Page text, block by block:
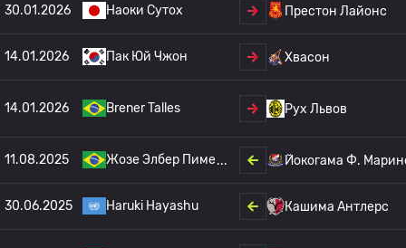
30.01.2026 Наоки Сутох Престон Лайонс
14.01.2026 Пак Юй Чжон Хвасон
14.01.2026 Brener Talles Рух Львов
11.08.2025 Жозе Элбер Пиме Йокогама Ф.
30.06.2025 Haruki Hayashu Кашима Антлерс